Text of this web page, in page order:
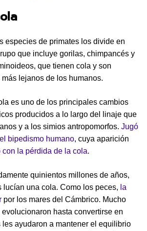
especies de primates los divide en
que incluye gorilas, chimpancés y
que tienen cola y son
lejanos de los humanos.
es uno de los principales cambios
producidos a lo largo del linaje que
y a los simios antropomorfos. Jugó
bipedismo humano, cuya aparición
la pérdida de la cola.
quinientos millones de años,
lucían una cola. Como los peces, la
por los mares del Cámbrico. Mucho
hasta convertirse en
les ayudaron a mantener el equilibrio